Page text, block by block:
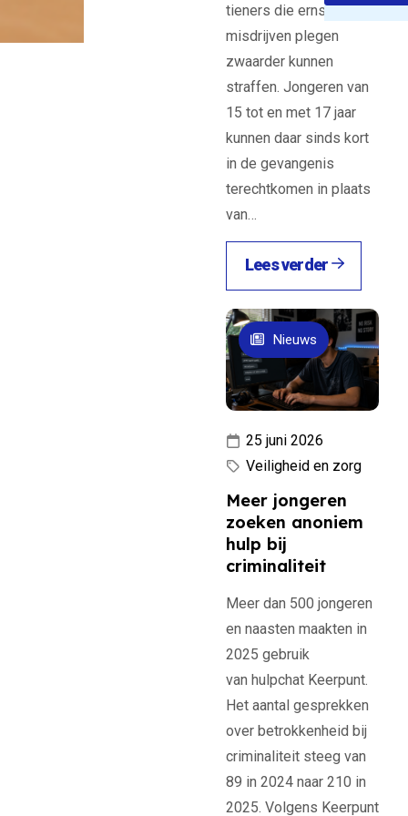
tieners die ernstige
misdrijven plegen
zwaarder kunnen
straffen. Jongeren van
15 tot en met 17 jaar
kunnen daar sinds kort
in de gevangenis
terechtkomen in plaats
van…
Lees verder
Meer jongeren
zoeken anoniem
hulp bij
criminaliteit
Meer dan 500 jongeren
en naasten maakten in
2025 gebruik
van hulpchat Keerpunt.
Het aantal gesprekken
over betrokkenheid bij
criminaliteit steeg van
89 in 2024 naar 210 in
2025. Volgens Keerpunt
25 juni 2026
Veiligheid en zorg
Nieuws